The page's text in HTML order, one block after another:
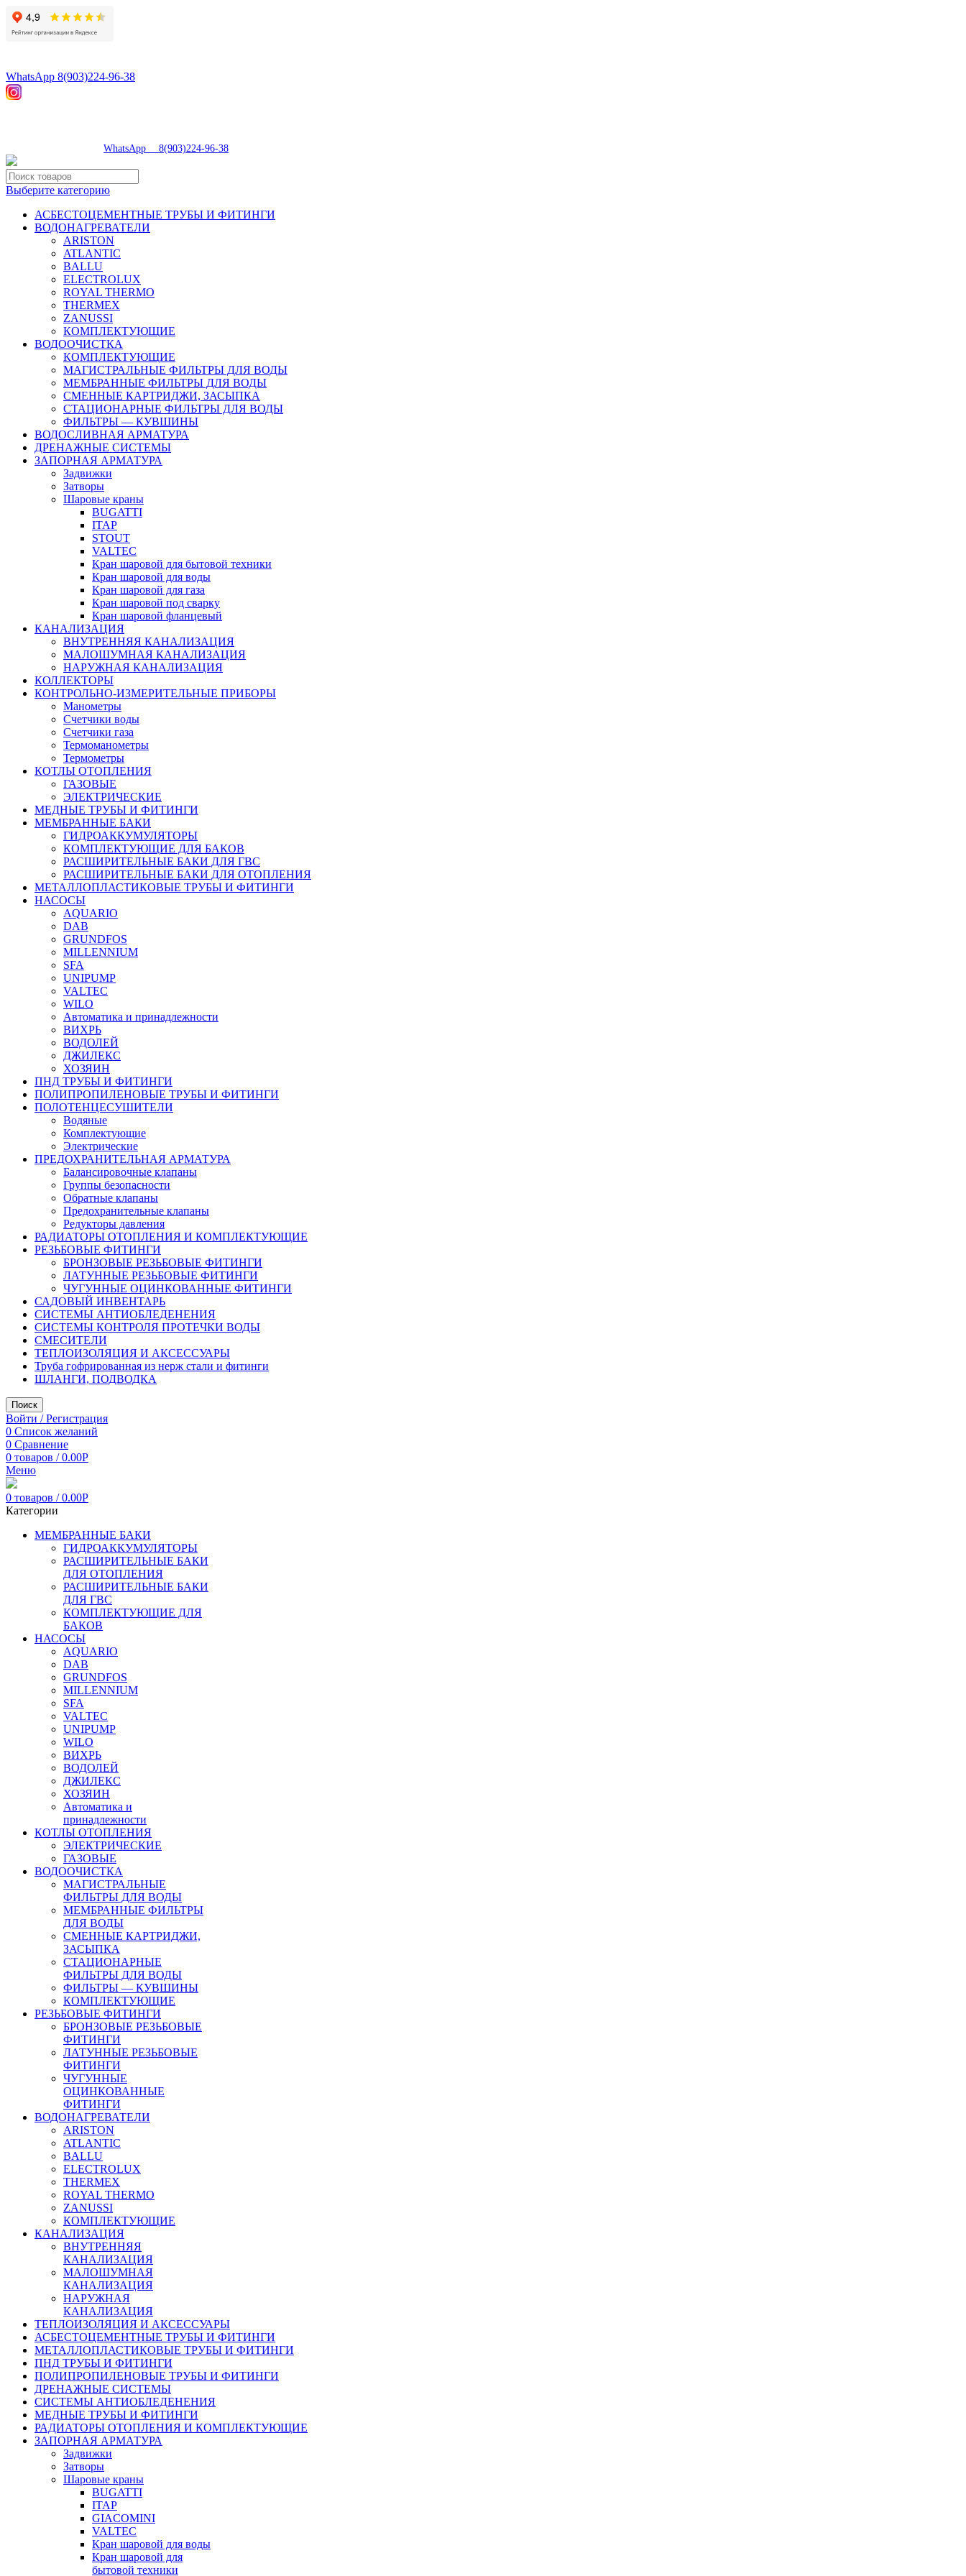
WhatsApp 8(903)224-96-38
WhatsApp 8(903)224-96-38
Выберите категорию
АСБЕСТОЦЕМЕНТНЫЕ ТРУБЫ И ФИТИНГИ
ВОДОНАГРЕВАТЕЛИ
ARISTON
ATLANTIC
BALLU
ELECTROLUX
ROYAL THERMO
THERMEX
ZANUSSI
КОМПЛЕКТУЮЩИЕ
ВОДООЧИСТКА
КОМПЛЕКТУЮЩИЕ
МАГИСТРАЛЬНЫЕ ФИЛЬТРЫ ДЛЯ ВОДЫ
МЕМБРАННЫЕ ФИЛЬТРЫ ДЛЯ ВОДЫ
СМЕННЫЕ КАРТРИДЖИ, ЗАСЫПКА
СТАЦИОНАРНЫЕ ФИЛЬТРЫ ДЛЯ ВОДЫ
ФИЛЬТРЫ — КУВШИНЫ
ВОДОСЛИВНАЯ АРМАТУРА
ДРЕНАЖНЫЕ СИСТЕМЫ
ЗАПОРНАЯ АРМАТУРА
Задвижки
Затворы
Шаровые краны
BUGATTI
ITAP
STOUT
VALTEC
Кран шаровой для бытовой техники
Кран шаровой для воды
Кран шаровой для газа
Кран шаровой под сварку
Кран шаровой фланцевый
КАНАЛИЗАЦИЯ
ВНУТРЕННЯЯ КАНАЛИЗАЦИЯ
МАЛОШУМНАЯ КАНАЛИЗАЦИЯ
НАРУЖНАЯ КАНАЛИЗАЦИЯ
КОЛЛЕКТОРЫ
КОНТРОЛЬНО-ИЗМЕРИТЕЛЬНЫЕ ПРИБОРЫ
Манометры
Счетчики воды
Счетчики газа
Термоманометры
Термометры
КОТЛЫ ОТОПЛЕНИЯ
ГАЗОВЫЕ
ЭЛЕКТРИЧЕСКИЕ
МЕДНЫЕ ТРУБЫ И ФИТИНГИ
МЕМБРАННЫЕ БАКИ
ГИДРОАККУМУЛЯТОРЫ
КОМПЛЕКТУЮЩИЕ ДЛЯ БАКОВ
РАСШИРИТЕЛЬНЫЕ БАКИ ДЛЯ ГВС
РАСШИРИТЕЛЬНЫЕ БАКИ ДЛЯ ОТОПЛЕНИЯ
МЕТАЛЛОПЛАСТИКОВЫЕ ТРУБЫ И ФИТИНГИ
НАСОСЫ
AQUARIO
DAB
GRUNDFOS
MILLENNIUM
SFA
UNIPUMP
VALTEC
WILO
Автоматика и принадлежности
ВИХРЬ
ВОДОЛЕЙ
ДЖИЛЕКС
ХОЗЯИН
ПНД ТРУБЫ И ФИТИНГИ
ПОЛИПРОПИЛЕНОВЫЕ ТРУБЫ И ФИТИНГИ
ПОЛОТЕНЦЕСУШИТЕЛИ
Водяные
Комплектующие
Электрические
ПРЕДОХРАНИТЕЛЬНАЯ АРМАТУРА
Балансировочные клапаны
Группы безопасности
Обратные клапаны
Предохранительные клапаны
Редукторы давления
РАДИАТОРЫ ОТОПЛЕНИЯ И КОМПЛЕКТУЮЩИЕ
РЕЗЬБОВЫЕ ФИТИНГИ
БРОНЗОВЫЕ РЕЗЬБОВЫЕ ФИТИНГИ
ЛАТУННЫЕ РЕЗЬБОВЫЕ ФИТИНГИ
ЧУГУННЫЕ ОЦИНКОВАННЫЕ ФИТИНГИ
САДОВЫЙ ИНВЕНТАРЬ
СИСТЕМЫ АНТИОБЛЕДЕНЕНИЯ
СИСТЕМЫ КОНТРОЛЯ ПРОТЕЧКИ ВОДЫ
СМЕСИТЕЛИ
ТЕПЛОИЗОЛЯЦИЯ И АКСЕССУАРЫ
Труба гофрированная из нерж стали и фитинги
ШЛАНГИ, ПОДВОДКА
Поиск
Войти / Регистрация
0 Список желаний
0 Сравнение
0 товаров / 0.00Р
Меню
0 товаров / 0.00Р
Категории
МЕМБРАННЫЕ БАКИ
ГИДРОАККУМУЛЯТОРЫ
РАСШИРИТЕЛЬНЫЕ БАКИ
ДЛЯ ОТОПЛЕНИЯ
РАСШИРИТЕЛЬНЫЕ БАКИ
ДЛЯ ГВС
КОМПЛЕКТУЮЩИЕ ДЛЯ
БАКОВ
НАСОСЫ
AQUARIO
DAB
GRUNDFOS
MILLENNIUM
SFA
VALTEC
UNIPUMP
WILO
ВИХРЬ
ВОДОЛЕЙ
ДЖИЛЕКС
ХОЗЯИН
Автоматика и
принадлежности
КОТЛЫ ОТОПЛЕНИЯ
ЭЛЕКТРИЧЕСКИЕ
ГАЗОВЫЕ
ВОДООЧИСТКА
МАГИСТРАЛЬНЫЕ
ФИЛЬТРЫ ДЛЯ ВОДЫ
МЕМБРАННЫЕ ФИЛЬТРЫ
ДЛЯ ВОДЫ
СМЕННЫЕ КАРТРИДЖИ,
ЗАСЫПКА
СТАЦИОНАРНЫЕ
ФИЛЬТРЫ ДЛЯ ВОДЫ
ФИЛЬТРЫ — КУВШИНЫ
КОМПЛЕКТУЮЩИЕ
РЕЗЬБОВЫЕ ФИТИНГИ
БРОНЗОВЫЕ РЕЗЬБОВЫЕ
ФИТИНГИ
ЛАТУННЫЕ РЕЗЬБОВЫЕ
ФИТИНГИ
ЧУГУННЫЕ
ОЦИНКОВАННЫЕ
ФИТИНГИ
ВОДОНАГРЕВАТЕЛИ
ARISTON
ATLANTIC
BALLU
ELECTROLUX
THERMEX
ROYAL THERMO
ZANUSSI
КОМПЛЕКТУЮЩИЕ
КАНАЛИЗАЦИЯ
ВНУТРЕННЯЯ
КАНАЛИЗАЦИЯ
МАЛОШУМНАЯ
КАНАЛИЗАЦИЯ
НАРУЖНАЯ
КАНАЛИЗАЦИЯ
ТЕПЛОИЗОЛЯЦИЯ И АКСЕССУАРЫ
АСБЕСТОЦЕМЕНТНЫЕ ТРУБЫ И ФИТИНГИ
МЕТАЛЛОПЛАСТИКОВЫЕ ТРУБЫ И ФИТИНГИ
ПНД ТРУБЫ И ФИТИНГИ
ПОЛИПРОПИЛЕНОВЫЕ ТРУБЫ И ФИТИНГИ
ДРЕНАЖНЫЕ СИСТЕМЫ
СИСТЕМЫ АНТИОБЛЕДЕНЕНИЯ
МЕДНЫЕ ТРУБЫ И ФИТИНГИ
РАДИАТОРЫ ОТОПЛЕНИЯ И КОМПЛЕКТУЮЩИЕ
ЗАПОРНАЯ АРМАТУРА
Задвижки
Затворы
Шаровые краны
BUGATTI
ITAP
GIACOMINI
VALTEC
Кран шаровой для воды
Кран шаровой для
бытовой техники